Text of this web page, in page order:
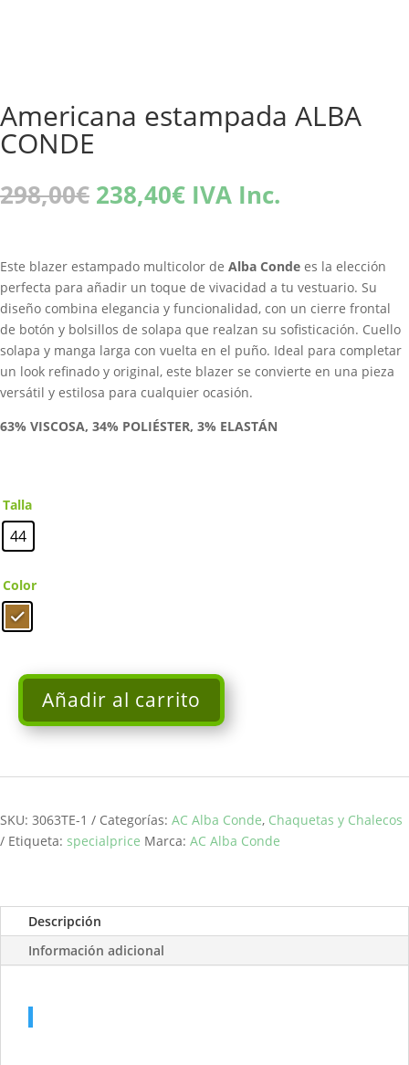
Americana estampada ALBA
CONDE
298,00€ El
precio
era:
298,00€.
238,40€El
precio
es:
238,40€.
IVA Inc.
Este blazer estampado multicolor de Alba Conde es la elección
perfecta para añadir un toque de vivacidad a tu vestuario. Su
diseño combina elegancia y funcionalidad, con un cierre frontal
de botón y bolsillos de solapa que realzan su sofisticación. Cuello
solapa y manga larga con vuelta en el puño. Ideal para completar
un look refinado y original, este blazer se convierte en una pieza
versátil y estilosa para cualquier ocasión.
63% VISCOSA, 34% POLIÉSTER, 3% ELASTÁN
Talla
44
Color
Americana
estampada
CONDE
Añadir al carrito
SKU: 3063TE-1 Categorías: AC Alba Conde, Chaquetas y Chalecos
Etiqueta: specialprice Marca: AC Alba Conde
Descripción
Información adicional